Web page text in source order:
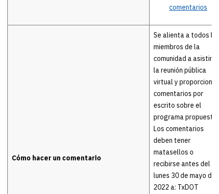
comentarios
Cómo hacer un comentario
Se alienta a todos
miembros de la
comunidad a asistir a
la reunión pública
virtual y proporcionar
comentarios por
escrito sobre el
programa propuesto.
Los comentarios
deben tener
matasellos o
recibirse antes del
lunes 30 de mayo de
2022 a: TxDOT